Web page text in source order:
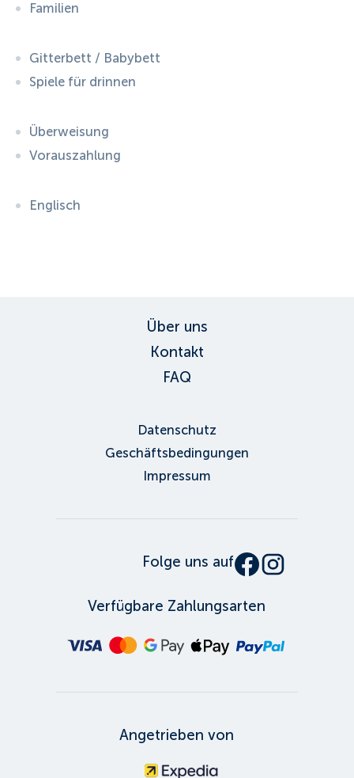
Familien
Gitterbett / Babybett
Spiele für drinnen
Überweisung
Vorauszahlung
Englisch
Über uns
Kontakt
FAQ
Datenschutz
Geschäftsbedingungen
Impressum
Folge uns auf
Verfügbare Zahlungsarten
Angetrieben von